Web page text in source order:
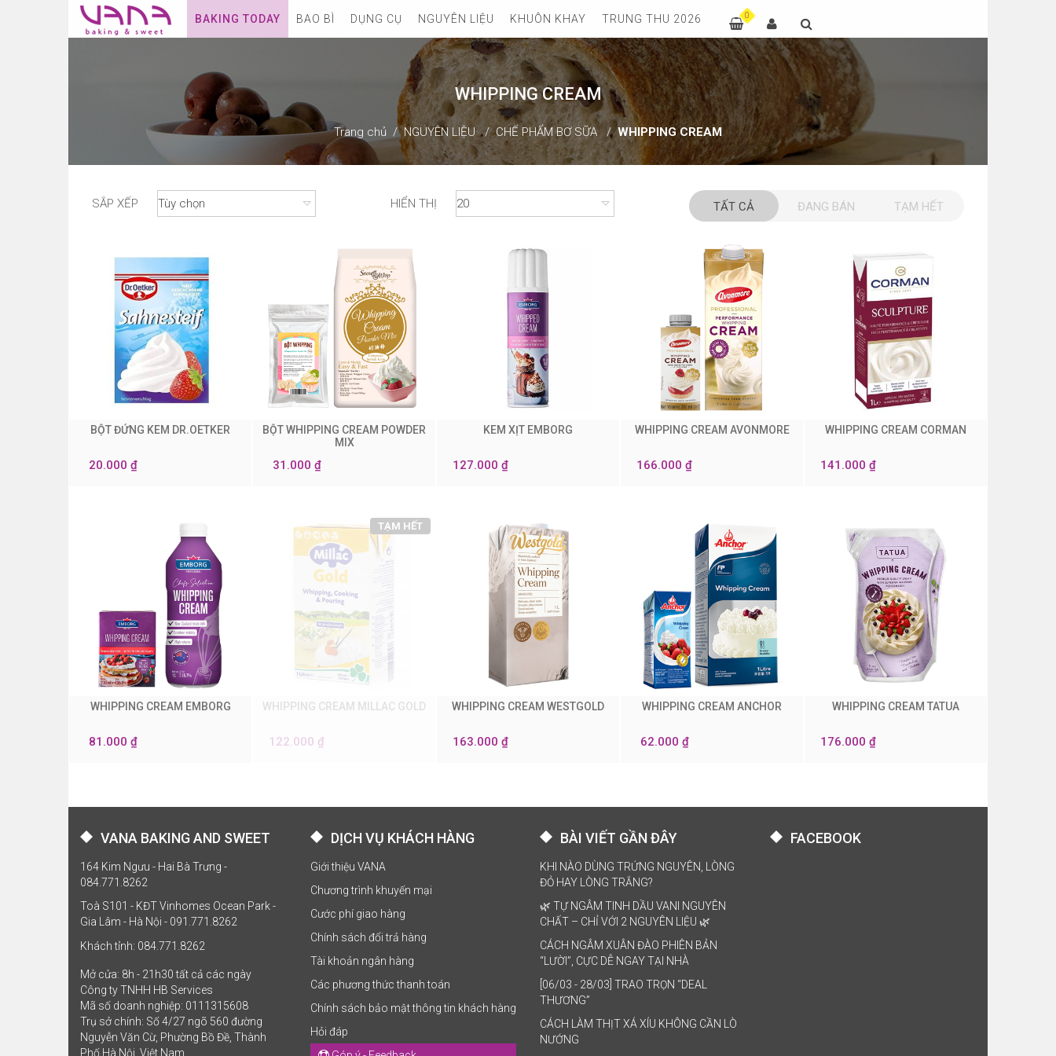
BAKING TODAY BAO BÌ DỤNG CỤ NGUYÊN LIỆU KHUÔN KHAY TRUNG THU 2026 0
WHIPPING CREAM
Trang chủ NGUYÊN LIỆU CHẾ PHẨM BƠ SỮA WHIPPING CREAM
SẮP XẾP HIỂN THỊ TẤT CẢ ĐANG BÁN TẠM HẾT
BỘT ĐỨNG KEM DR.OETKER
20.000 ₫
BỘT WHIPPING CREAM POWDER
MIX
31.000 ₫
KEM XỊT EMBORG
127.000 ₫
WHIPPING CREAM AVONMORE
166.000 ₫
WHIPPING CREAM CORMAN
141.000 ₫
WHIPPING CREAM EMBORG
81.000 ₫
TẠM HẾT
WHIPPING CREAM MILLAC GOLD
122.000 ₫
WHIPPING CREAM WESTGOLD
163.000 ₫
WHIPPING CREAM ANCHOR
62.000 ₫
WHIPPING CREAM TATUA
176.000 ₫
VANA BAKING AND SWEET
164 Kim Ngưu - Hai Bà Trưng -
084.771.8262
Toà S101 - KĐT Vinhomes Ocean Park -
Gia Lâm - Hà Nội - 091.771.8262
Khách tỉnh: 084.771.8262
Mở cửa: 8h - 21h30 tất cả các ngày
Công ty TNHH HB Services
Mã số doanh nghiệp: 0111315608
Trụ sở chính: Số 4/27 ngõ 560 đường
Nguyễn Văn Cừ, Phường Bồ Đề, Thành
Phố Hà Nội, Việt Nam
DỊCH VỤ KHÁCH HÀNG
Giới thiệu VANA
Chương trình khuyến mại
Cước phí giao hàng
Chính sách đổi trả hàng
Tài khoản ngân hàng
Các phương thức thanh toán
Chính sách bảo mật thông tin khách hàng
Hỏi đáp
BÀI VIẾT GẦN ĐÂY
KHI NÀO DÙNG TRỨNG NGUYÊN, LÒNG
ĐỎ HAY LÒNG TRẮNG?
🌿 TỰ NGÂM TINH DẦU VANI NGUYÊN
CHẤT – CHỈ VỚI 2 NGUYÊN LIỆU 🌿
CÁCH NGÂM XUÂN ĐÀO PHIÊN BẢN
“LƯỜI”, CỰC DỄ NGAY TẠI NHÀ
[06/03 - 28/03] TRAO TRỌN “DEAL
THƯƠNG”
CÁCH LÀM THỊT XÁ XÍU KHÔNG CẦN LÒ
NƯỚNG
FACEBOOK